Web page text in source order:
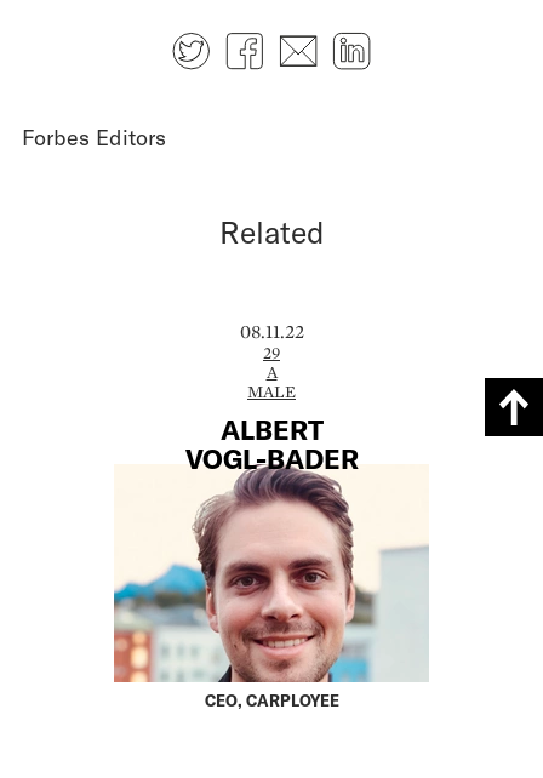
TwitterFacebook
E-mail
Forbes Editors
Related
08.11.22
29
A
MALE
ALBERT
VOGL-BADER
CEO, CARPLOYEE